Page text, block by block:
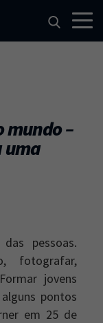
mundo –
uma
pessoas.
fotografar,
jovens
pontos
em 25 de